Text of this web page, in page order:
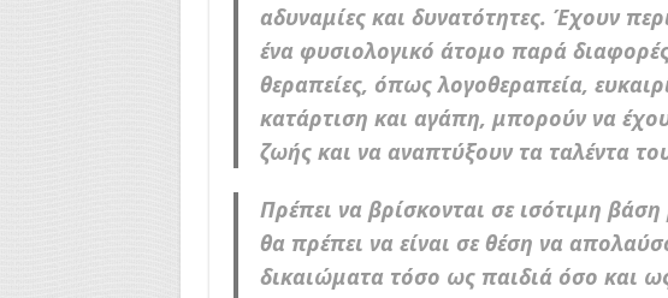
αδυναμίες και δυνατότητες. Έχουν
ένα φυσιολογικό άτομο παρά
θεραπείες, όπως λογοθεραπεία,
κατάρτιση και αγάπη, μπορούν να
ζωής και να αναπτύξουν τα ταλέντα
Πρέπει να βρίσκονται σε ισότιμη
θα πρέπει να είναι σε θέση να
δικαιώματα τόσο ως παιδιά όσο και ως